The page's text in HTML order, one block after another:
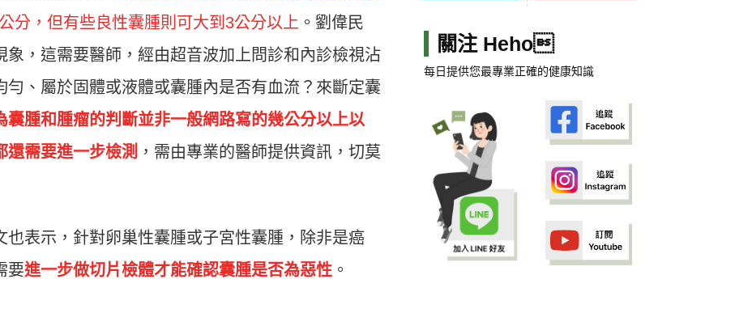
分，但有些良性囊腫則可大到3公分以上 。劉偉民
，這需要醫師，經由超音波加上問診和內診檢視沾
、屬於固體或液體或囊腫內是否有血流？來斷定囊
囊腫和腫瘤的判斷並非一般網路寫的幾公分以上以
還需要進一步檢測 ，需由專業的醫師提供資訊，切莫
也表示，針對卵巢性囊腫或子宮性囊腫，除非是癌
要進一步做切片檢體才能確認囊腫是否為惡性 。
關注 Heho
每日提供您最專業正確的健康知識